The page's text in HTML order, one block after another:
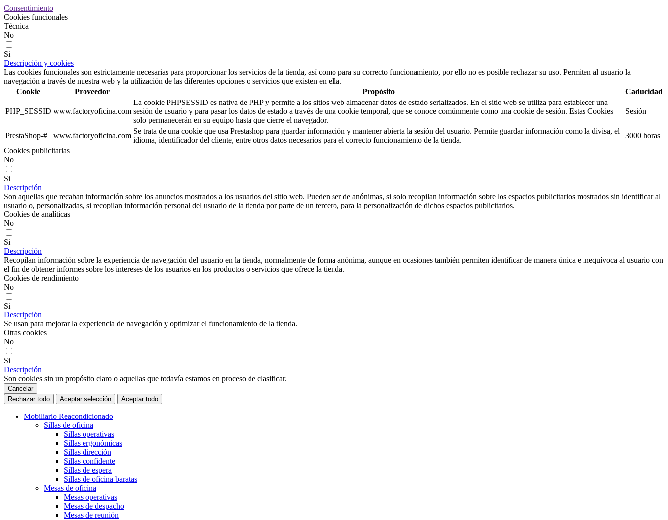
Consentimiento
Cookies funcionales
Técnica
No
Si
Descripción y cookies
Las cookies funcionales son estrictamente necesarias para proporcionar los servicios de la tienda, así como para su correcto funcionamiento, por ello no es posible rechazar su uso. Permiten al usuario la
navegación a través de nuestra web y la utilización de las diferentes opciones o servicios que existen en ella.
Cookie
Proveedor Propósito Caducidad
PHP_SESSID www.factoryoficina.com
La cookie PHPSESSID es nativa de PHP y permite a los sitios web almacenar datos de estado serializados. En el sitio web se utiliza para establecer una
sesión de usuario y para pasar los datos de estado a través de una cookie temporal, que se conoce comúnmente como una cookie de sesión. Estas Cookies
solo permanecerán en su equipo hasta que cierre el navegador.
Sesión
PrestaShop-# www.factoryoficina.com
Se trata de una cookie que usa Prestashop para guardar información y mantener abierta la sesión del usuario. Permite guardar información como la divisa, el
idioma, identificador del cliente, entre otros datos necesarios para el correcto funcionamiento de la tienda.
3000 horas
Cookies publicitarias
No
Si
Descripción
Son aquellas que recaban información sobre los anuncios mostrados a los usuarios del sitio web. Pueden ser de anónimas, si solo recopilan información sobre los espacios publicitarios mostrados sin identificar al
usuario o, personalizadas, si recopilan información personal del usuario de la tienda por parte de un tercero, para la personalización de dichos espacios publicitarios.
Cookies de analíticas
No
Si
Descripción
Recopilan información sobre la experiencia de navegación del usuario en la tienda, normalmente de forma anónima, aunque en ocasiones también permiten identificar de manera única e inequívoca al usuario con
el fin de obtener informes sobre los intereses de los usuarios en los productos o servicios que ofrece la tienda.
Cookies de rendimiento
No
Si
Descripción
Se usan para mejorar la experiencia de navegación y optimizar el funcionamiento de la tienda.
Otras cookies
No
Si
Descripción
Son cookies sin un propósito claro o aquellas que todavía estamos en proceso de clasificar.
Cancelar
Rechazar todo
Aceptar selección Aceptar todo
Mobiliario Reacondicionado
Sillas de oficina
Sillas operativas
Sillas ergonómicas
Sillas dirección
Sillas confidente
Sillas de espera
Sillas de oficina baratas
Mesas de oficina
Mesas operativas
Mesas de despacho
Mesas de reunión